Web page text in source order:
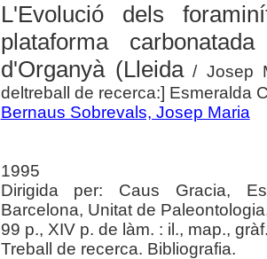
L'Evolució dels
plataforma
d'Organyà (Lleida/ Josep
deltreball de recerca:] Esmeralda
Bernaus Sobrevals, Josep Maria
1995
Dirigida per: Caus Gracia,
Barcelona, Unitat de
99 p., XIV p. de làm. : il., map.,
Treball de recerca. Bibliografia.